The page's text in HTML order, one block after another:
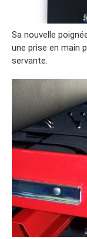
Sa nouvelle
une prise en main
servante.